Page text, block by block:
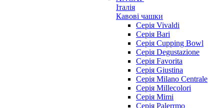
Італія
Кавові чашки
Cерія Vivaldi
Серія Bari
Серія Cupping Bowl
Серія Degustazione
Серія Favorita
Серія Giustina
Серія Milano Centrale
Серія Millecolori
Серія Mimi
Серія Palerrmo